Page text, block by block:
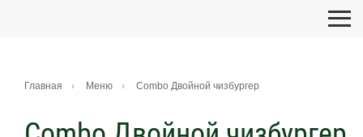
Главная Меню Combo Двойной чизбургер